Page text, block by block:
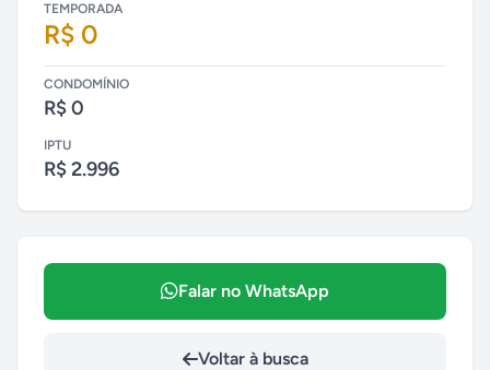
TEMPORADA
R$ 0
CONDOMÍNIO
R$ 0
IPTU
R$ 2.996
Falar no WhatsApp
Voltar à busca